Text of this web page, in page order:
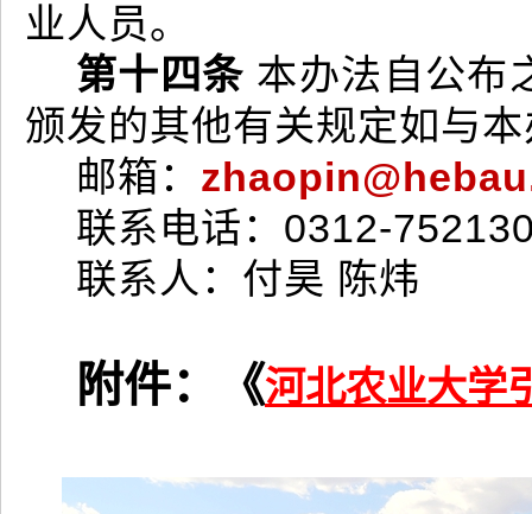
业人员。
第十四条 本办法自公布
颁发的其他有关规定如与
邮箱：
联系电话：0312-
联系人：付昊 陈炜
附件： 《河北农业大学